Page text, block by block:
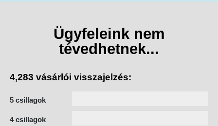
Ügyfeleink nem
tévedhetnek...
4,283 vásárlói visszajelzés:
5 csillagok
4 csillagok